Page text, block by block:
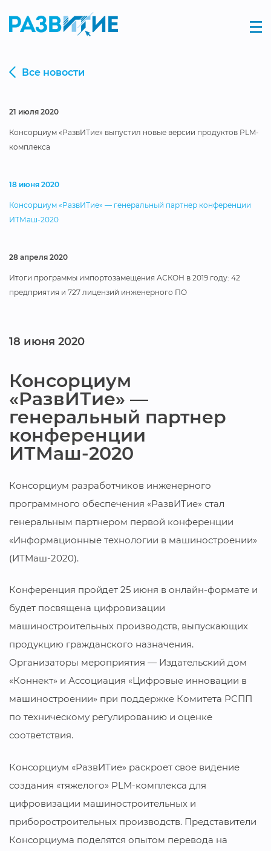
Все новости
21 июля 2020
Консорциум «РазвИТие» выпустил новые версии продуктов PLM-
комплекса
18 июня 2020
Консорциум «РазвИТие» — генеральный партнер конференции
ИТМаш-2020
28 апреля 2020
Итоги программы импортозамещения АСКОН в 2019 году: 42
предприятия и 727 лицензий инженерного ПО
18 июня 2020
Консорциум
«РазвИТие» —
генеральный партнер
конференции
ИТМаш-2020
Консорциум разработчиков инженерного
программного обеспечения «РазвИТие» стал
генеральным партнером первой конференции
«Информационные технологии в машиностроении»
(ИТМаш-2020).
Конференция пройдет 25 июня в онлайн-формате и
будет посвящена цифровизации
машиностроительных производств, выпускающих
продукцию гражданского назначения.
Организаторы мероприятия — Издательский дом
«Коннект» и Ассоциация «Цифровые инновации в
машиностроении» при поддержке Комитета РСПП
по техническому регулированию и оценке
соответствия.
Консорциум «РазвИТие» раскроет свое видение
создания «тяжелого» PLM-комплекса для
цифровизации машиностроительных и
приборостроительных производств. Представители
Консорциума поделятся опытом перевода на